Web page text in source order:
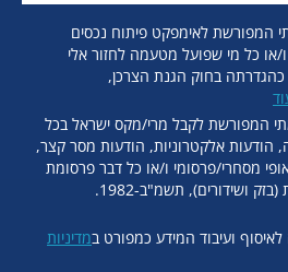
המפורשת לאימפקט פיתוח נכסים
כל מי שפועל מטעמה לחזור אלי
כהגדרתה בחוק הגנת הצרכן,
המפורשת לקבל מרי/מקס ישראל בכל
הודעות אלקטרוניות, הודעות מסר קצר,
מסחרי/פרסומי ו/או כל דבר פרסומת
ושידורים), תשמ"ב-1982.
ועיבוד המידע כמפורט במדיניות